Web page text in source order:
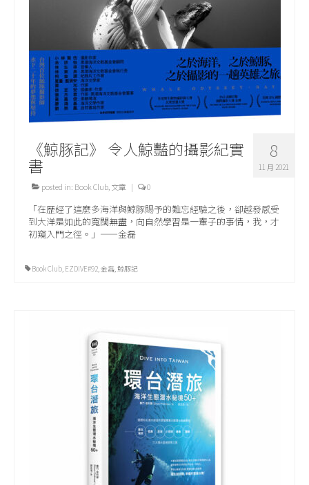
8
11 月 2021
《鯨豚記》 令人鯨豔的攝影紀實
書
posted in: Book Club 文章 | 0
「在歷經了這麼多海洋與鯨豚賜予的難忘經驗之後，卻越發感受
到大洋是如此的寬闊無盡，向自然學習是一輩子的事情，我，才
初窺入門之徑。」——金磊
Book Club EZDIVE#92 金磊 鯨豚記